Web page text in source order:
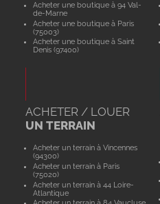
Acheter une boutique à 94 Val-
de-Marne
Acheter une boutique à Paris
(75003)
Acheter une boutique à Saint
Denis (97400)
ACHETER / LOUER
UN TERRAIN
Acheter un terrain à Vincennes
(94300)
Acheter un terrain à Paris
(75020)
Acheter un terrain à 44 Loire-
Atlantique